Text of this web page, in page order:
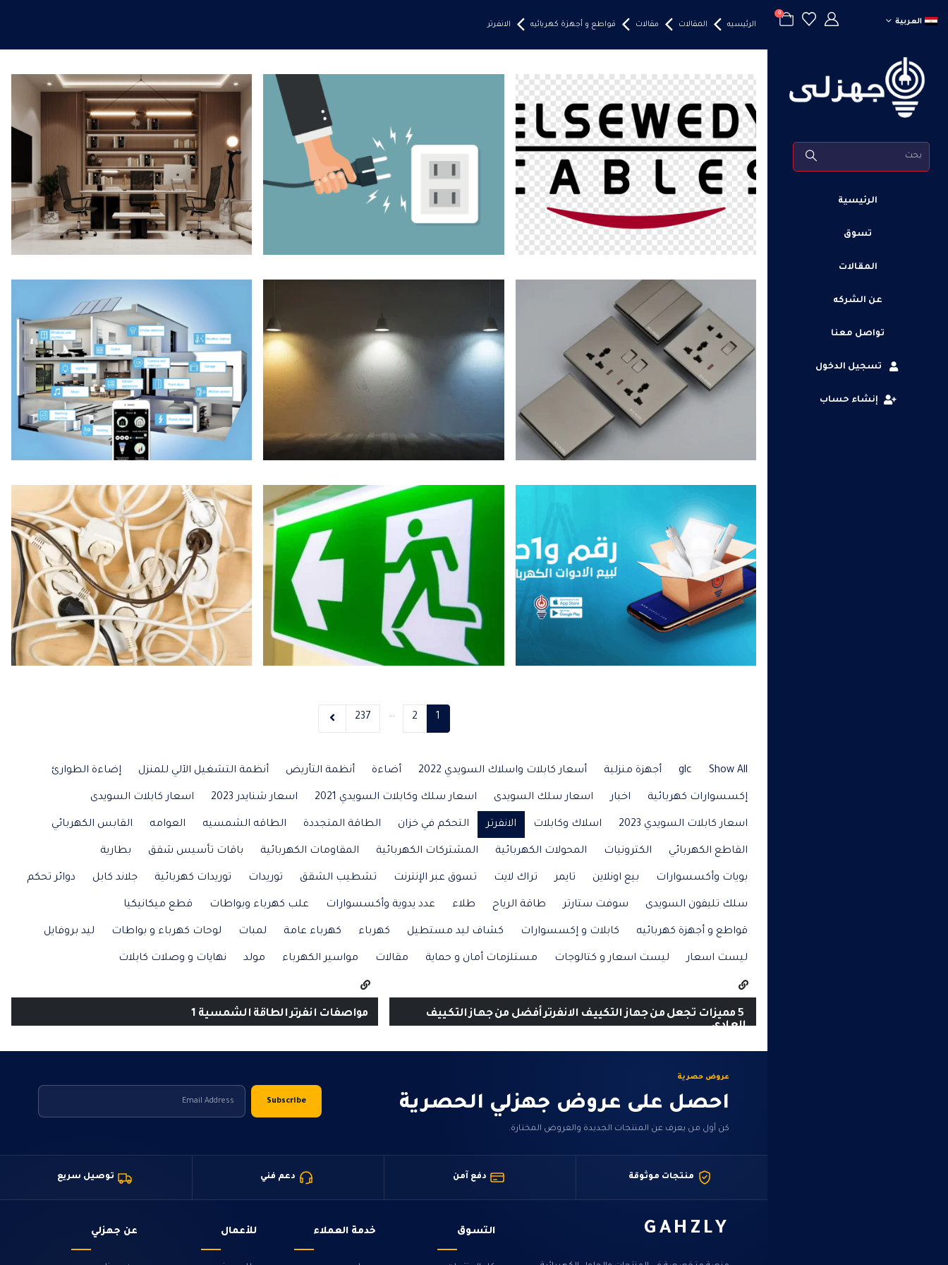
العربية
0
الرئيسية
تسوق
المقالات
عن الشركه
تواصل معنا
تسجيل الدخول
إنشاء حساب
الرئيسيه المقالات مقالات قواطع و أجهزة كهربائيه الانفرتر
1
2
…
237
Show All
glc أجهزة منزلية أسعار كابلات واسلاك السويدي 2022 أضاءة أنظمة التأريض أنظمة التشغيل الآلي للمنزل إضاءة الطوارئ
إكسسوارات كهربائية اخبار اسعار سلك السويدى اسعار سلك وكابلات السويدي 2021 اسعار شنايدر 2023 اسعار كابلات السويدى
اسعار كابلات السويدي 2023 اسلاك وكابلات الانفرتر التحكم في خزان الطاقة المتجددة الطاقه الشمسيه العوامه القابس الكهربائي
القاطع الكهربائي الكترونيات المحولات الكهربائية المشتركات الكهربائية المقاومات الكهربائية باقات تأسيس شقق بطارية
بويات وأكسسوارات بيع اونلاين تايمر تراك لايت تسوق عبر الإنترنت تشطيب الشقق توريدات توريدات كهربائية جلاند كابل دوائر تحكم
سلك تليفون السويدى سوفت ستارتر طاقة الرياح طلاء عدد يدوية وأكسسوارات علب كهرباء وبواطات قطع ميكانيكيا
قواطع و أجهزة كهربائيه كابلات و إكسسوارات كشاف ليد مستطيل كهرباء كهرباء عامة لمبات لوحات كهرباء و بواطات ليد بروفايل
ليست اسعار ليست اسعار و كتالوجات مستلزمات أمان و حماية مقالات مواسير الكهرباء مولد نهايات و وصلات كابلات
5 مميزات تجعل من جهاز التكييف الانفرتر أفضل من جهاز التكييف
العادي.
مواصفات انفرتر الطاقة الشمسية 1
عروض حصرية
احصل على عروض جهزلي الحصرية
كن أول من يعرف عن المنتجات الجديدة والعروض المختارة.
منتجات موثوقة دفع آمن دعم فني توصيل سريع
GAHZLY التسوق خدمة العملاء للأعمال عن جهزلي